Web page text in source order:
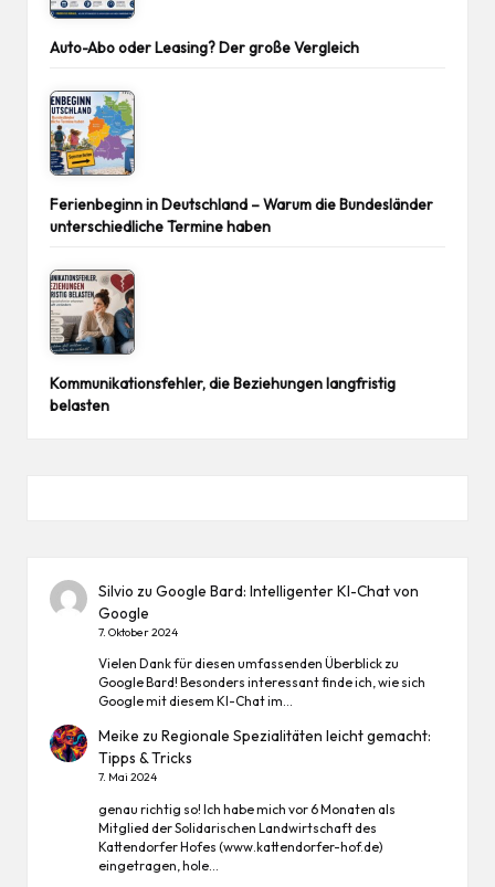
Auto-Abo oder Leasing? Der große Vergleich
Ferienbeginn in Deutschland – Warum die Bundesländer
unterschiedliche Termine haben
Kommunikationsfehler, die Beziehungen langfristig
belasten
Silvio zuGoogle Bard: Intelligenter KI-Chat von
Google
7. Oktober 2024
Vielen Dank für diesen umfassenden Überblick zu
Google Bard! Besonders interessant finde ich, wie sich
Google mit diesem KI-Chat im…
Meike zuRegionale Spezialitäten leicht gemacht:
Tipps & Tricks
7. Mai 2024
genau richtig so! Ich habe mich vor 6 Monaten als
Mitglied der Solidarischen Landwirtschaft des
Kattendorfer Hofes (www.kattendorfer-hof.de)
eingetragen, hole…